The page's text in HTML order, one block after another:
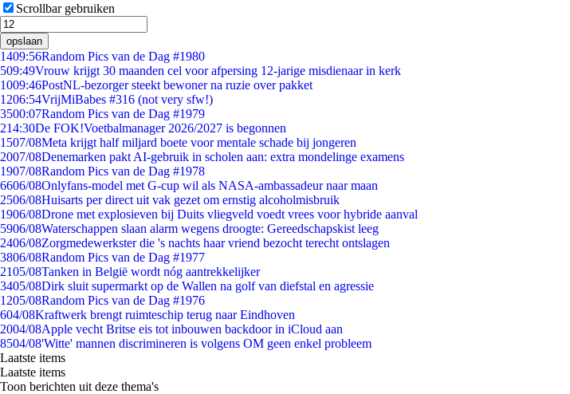
Scrollbar gebruiken
opslaan
1409:56Random Pics van de Dag #1980
509:49Vrouw krijgt 30 maanden cel voor afpersing 12-jarige misdienaar in kerk
1009:46PostNL-bezorger steekt bewoner na ruzie over pakket
1206:54VrijMiBabes #316 (not very sfw!)
3500:07Random Pics van de Dag #1979
214:30De FOK!Voetbalmanager 2026/2027 is begonnen
1507/08Meta krijgt half miljard boete voor mentale schade bij jongeren
2007/08Denemarken pakt AI-gebruik in scholen aan: extra mondelinge examens
1907/08Random Pics van de Dag #1978
6606/08Onlyfans-model met G-cup wil als NASA-ambassadeur naar maan
2506/08Huisarts per direct uit vak gezet om ernstig alcoholmisbruik
1906/08Drone met explosieven bij Duits vliegveld voedt vrees voor hybride aanval
5906/08Waterschappen slaan alarm wegens droogte: Gereedschapskist leeg
2406/08Zorgmedewerkster die 's nachts haar vriend bezocht terecht ontslagen
3806/08Random Pics van de Dag #1977
2105/08Tanken in België wordt nóg aantrekkelijker
3405/08Dirk sluit supermarkt op de Wallen na golf van diefstal en agressie
1205/08Random Pics van de Dag #1976
604/08Kraftwerk brengt ruimteschip terug naar Eindhoven
2004/08Apple vecht Britse eis tot inbouwen backdoor in iCloud aan
8504/08'Witte' mannen discrimineren is volgens OM geen enkel probleem
Laatste items
Laatste items
Toon berichten uit deze thema's